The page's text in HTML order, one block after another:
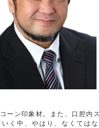
ーン印象材。また、口腔内
く中、やはり、なくては